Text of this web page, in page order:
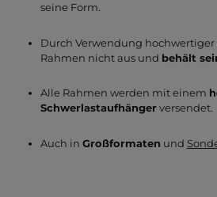
seine Form.
Durch Verwendung
Rahmen nicht aus und behält
Alle Rahmen werden mit einem
Schwerlastaufhängerversendet.
Auch in Großformaten und